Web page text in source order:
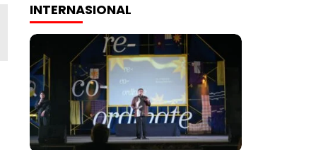
INTERNASIONAL